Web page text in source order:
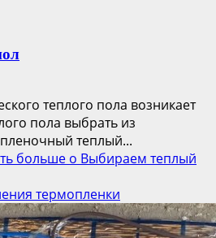
теплого пола возникает
пола выбрать из
теплый...
больше о Выбираем теплый
термопленки